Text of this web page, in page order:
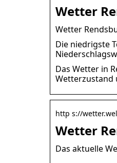
Wetter
Wetter
Die niedrigste
Das Wetter in
Wetterzustand
http s://
Wetter
Das aktuelle